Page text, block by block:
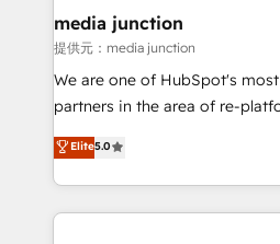
Mexico, USA, and
hundred successful operations. Our approach,
rooted in RevOps principles,
training, planning, and
inbound marketing tactics, we
understanding, nurturing, and
media junction
提供元：media junction
We are one of HubSpot's
partners in the area of re-
design & development. We
implementations for mid-
companies. We are woman-owned, powered by
coffee, and we ❤️ dogs. We produce award-winning
Elite5.0